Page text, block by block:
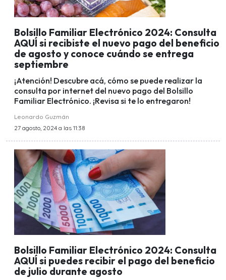
Bolsillo Familiar Electrónico 2024: Consulta
AQUÍ si recibiste el nuevo pago del beneficio
de agosto y conoce cuándo se entrega
septiembre
¡Atención! Descubre acá, cómo se puede realizar la
consulta por internet del nuevo pago del Bolsillo
Familiar Electrónico. ¡Revisa si te lo entregaron!
Leonardo Guzmán
27 agosto, 2024 a las 11:38
Bolsillo Familiar Electrónico 2024: Consulta
AQUÍ si puedes recibir el pago del beneficio
de julio durante agosto